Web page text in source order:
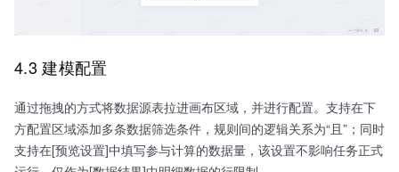
4.3 建模配置
通过拖拽的方式将数据源表拉进画布区域，并进行配置。支持在下
方配置区域添加多条数据筛选条件，规则间的逻辑关系为“且”；同时
支持在[预览设置]中填写参与计算的数据量，该设置不影响任务正式